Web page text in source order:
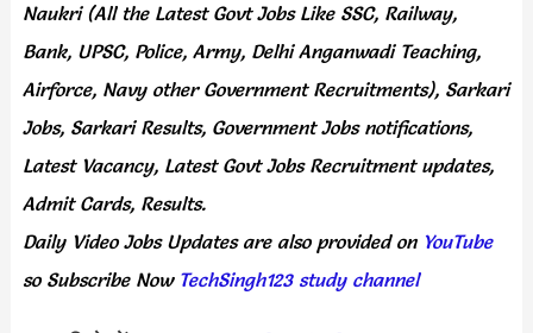
Naukri (All the Latest Govt Jobs Like SSC, Railway,
Bank, UPSC, Police, Army, Delhi Anganwadi Teaching,
Airforce, Navy other Government Recruitments), Sarkari
Jobs, Sarkari Results, Government Jobs notifications,
Latest Vacancy, Latest Govt Jobs Recruitment updates,
Admit Cards, Results.
Daily Video Jobs Updates are also provided onYouTube
so Subscribe Now TechSingh123 study channel